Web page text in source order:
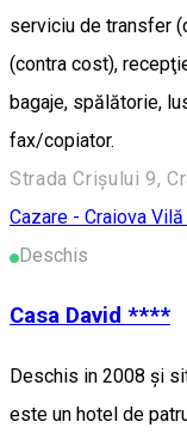
serviciu de transfer
(contra cost),
bagaje, spălătorie,
fax/copiator.
Strada Crișului 9,
Cazare - Craiova Vilă
Deschis
Casa David ****
Deschis in 2008 şi
este un hotel de